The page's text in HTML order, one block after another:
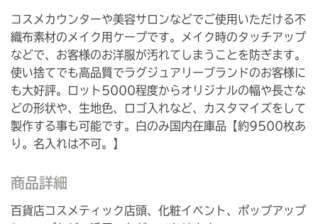
コスメカウンターや美容サロンなどでご使用いただける不
織布素材のメイク用ケープです。メイク時のタッチアップ
などで、お客様のお洋服が汚れてしまうことを防ぎます。
使い捨てでも高品質でラグジュアリーブランドのお客様に
も大好評。ロット5000程度からオリジナルの幅や長さな
どの形状や、生地色、ロゴ入れなど、カスタマイズをして
製作する事も可能です。白のみ国内在庫品【約9500枚あ
り。名入れは不可。】
商品詳細
百貨店コスメティック店頭、化粧イベント、ポップアップ